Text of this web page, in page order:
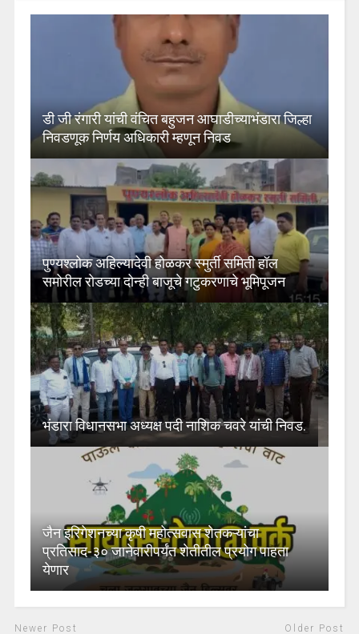
डी जी रंगारी यांची वंचित बहुजन आघाडीच्याभंडारा जिल्हा
निवडणूक निर्णय अधिकारी म्हणून निवड
पुण्यश्लोक अहिल्यादेवी होळकर स्मुर्ती समिती हॉल
समोरील रोडच्या दोन्ही बाजूचे गटुकरणाचे भूमिपूजन
भंडारा विधानसभा अध्यक्ष पदी नाशिक चवरे यांची निवड.
जैन इरिगेशनच्या कृषी महोत्सवास शेतकऱ्यांचा
प्रतिसाद-३० जानेवारीपर्यंत शेतीतील प्रयोग पाहता
येणार
Newer Post Older Post